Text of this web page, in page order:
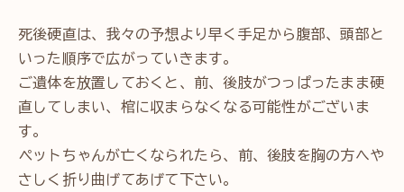
死後硬直は、我々の予想より早く手足から腹部、頭部と
いった順序で広がっていきます。
ご遺体を放置しておくと、前、後肢がつっぱったまま硬
直してしまい、棺に収まらなくなる可能性がございま
す。
ペットちゃんが亡くなられたら、前、後肢を胸の方へや
さしく折り曲げてあげて下さい。